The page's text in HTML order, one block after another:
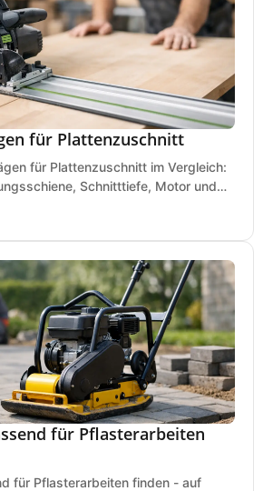
für Plattenzuschnitt
für Plattenzuschnitt im Vergleich:
Schnitttiefe, Motor und
für Pflasterarbeiten
für Pflasterarbeiten finden - auf